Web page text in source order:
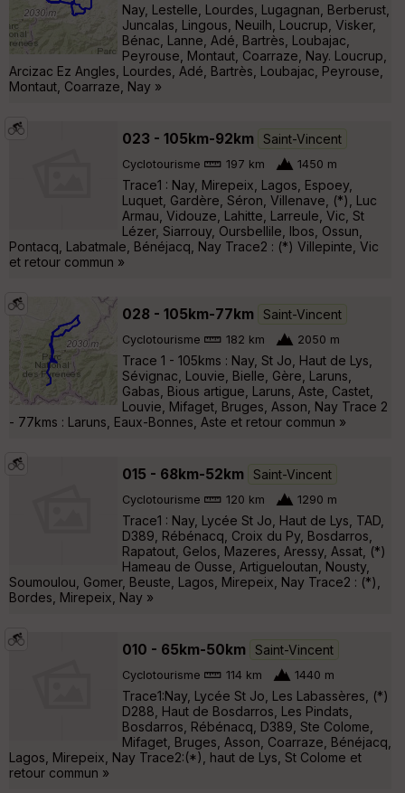
Nay, Lestelle, Lourdes, Lugagnan, Berberust,
Juncalas, Lingous, Neuilh, Loucrup, Visker,
Bénac, Lanne, Adé, Bartrès, Loubajac,
Peyrouse, Montaut, Coarraze, Nay. Loucrup,
Arcizac Ez Angles, Lourdes, Adé, Bartrès, Loubajac, Peyrouse,
Montaut, Coarraze, Nay »
023 - 105km-92km Saint-Vincent
Cyclotourisme 197 km 1450 m
Trace1 : Nay, Mirepeix, Lagos, Espoey,
Luquet, Gardère, Séron, Villenave, (*), Luc
Armau, Vidouze, Lahitte, Larreule, Vic, St
Lézer, Siarrouy, Oursbellile, Ibos, Ossun,
Pontacq, Labatmale, Bénéjacq, Nay Trace2 : (*) Villepinte, Vic
et retour commun »
028 - 105km-77km Saint-Vincent
Cyclotourisme 182 km 2050 m
Trace 1 - 105kms : Nay, St Jo, Haut de Lys,
Sévignac, Louvie, Bielle, Gère, Laruns,
Gabas, Bious artigue, Laruns, Aste, Castet,
Louvie, Mifaget, Bruges, Asson, Nay Trace 2
- 77kms : Laruns, Eaux-Bonnes, Aste et retour commun »
015 - 68km-52km Saint-Vincent
Cyclotourisme 120 km 1290 m
Trace1 : Nay, Lycée St Jo, Haut de Lys, TAD,
D389, Rébénacq, Croix du Py, Bosdarros,
Rapatout, Gelos, Mazeres, Aressy, Assat, (*)
Hameau de Ousse, Artigueloutan, Nousty,
Soumoulou, Gomer, Beuste, Lagos, Mirepeix, Nay Trace2 : (*),
Bordes, Mirepeix, Nay »
010 - 65km-50km Saint-Vincent
Cyclotourisme 114 km 1440 m
Trace1:Nay, Lycée St Jo, Les Labassères, (*)
D288, Haut de Bosdarros, Les Pindats,
Bosdarros, Rébénacq, D389, Ste Colome,
Mifaget, Bruges, Asson, Coarraze, Bénéjacq,
Lagos, Mirepeix, Nay Trace2:(*), haut de Lys, St Colome et
retour commun »